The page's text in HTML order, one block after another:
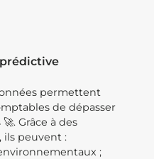
permettent
de dépasser
Grâce à des
ils peuvent :
;